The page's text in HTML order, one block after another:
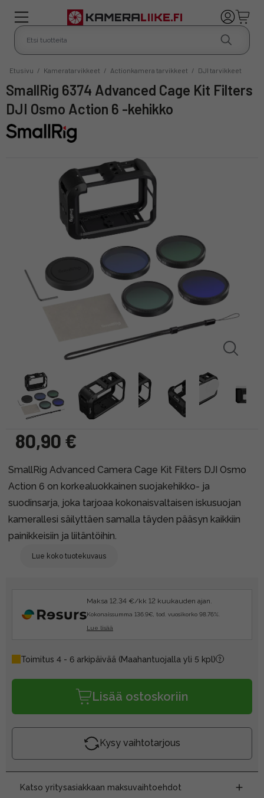
Etusivu / Kameratarvikkeet / Actionkamera tarvikkeet / DJI tarvikkeet
SmallRig 6374 Advanced Cage Kit Filters
DJI Osmo Action 6 -kehikko
80,90 €
SmallRig Advanced Camera Cage Kit Filters DJI Osmo
Action 6 on korkealuokkainen suojakehikko- ja
suodinsarja, joka tarjoaa kokonaisvaltaisen iskusuojan
kamerallesi säilyttäen samalla täyden pääsyn kaikkiin
painikkeisiin ja liitäntöihin.
Lue koko tuotekuvaus
Maksa 12.34 €/kk 12 kuukauden ajan.
Kokonaissumma 136.9€, tod. vuosikorko 98.76%.
Lue lisää
Toimitus 4 - 6 arkipäivää (Maahantuojalla yli 5 kpl)
Lisää ostoskoriin
Kysy vaihtotarjous
Katso yritysasiakkaan maksuvaihtoehdot